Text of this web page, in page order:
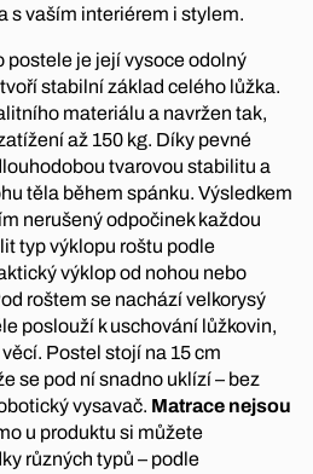
s vaším interiérem i stylem.
je její vysoce odolný
stabilní základ celého lůžka.
materiálu a navržen tak,
až 150 kg. Díky pevné
tvarovou stabilitu a
těla během spánku. Výsledkem
nerušený odpočinek každou
typ výklopu roštu podle
výklop od nohou nebo
roštem se nachází velkorysý
poslouží k uschování lůžkovin,
Postel stojí na 15 cm
se pod ní snadno uklízí – bez
vysavač. Matrace nejsou
u produktu si můžete
různých typů – podle